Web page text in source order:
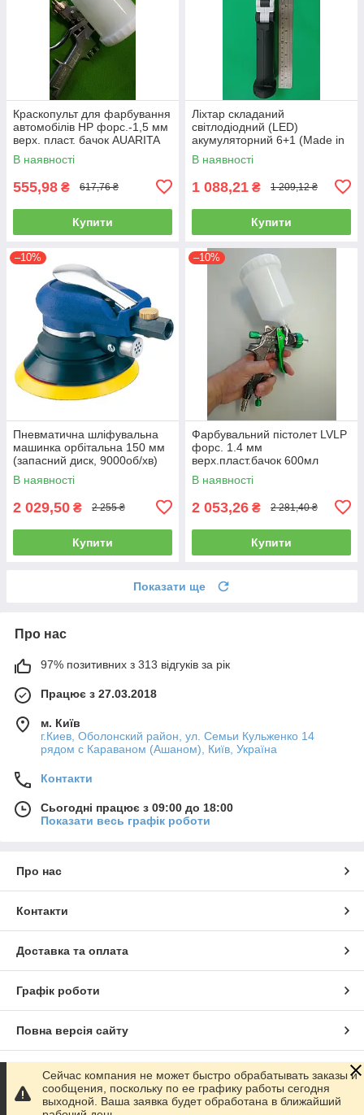
Краскопульт для фарбування
автомобілів HP форс.-1,5 мм
верх. пласт. бачок AUARITA
S-990P-1.8
В наявності
555,98 ₴ 617,76 ₴
Купити
Ліхтар складаний
світлодіодний (LED)
акумуляторний 6+1 (Made in
GERMANY) WL-0601
(ліхтарик, ручний)
В наявності
1 088,21 ₴ 1 209,12 ₴
Купити
–10%
Пневматична шліфувальна
машинка орбітальна 150 мм
(запасний диск, 9000об/хв)
AIRKRAFT AT-980-6V
В наявності
2 029,50 ₴ 2 255 ₴
Купити
–10%
Фарбувальний пістолет LVLP
форс. 1.4 мм
верх.пласт.бачок 600мл
AUARITA L-897-1.4
В наявності
2 053,26 ₴ 2 281,40 ₴
Купити
Показати ще
Про нас
97% позитивних з 313 відгуків за рік
Працює з 27.03.2018
м. Київ
г.Киев, Оболонский район, ул. Семьи Кульженко 14
рядом с Караваном (Ашаном), Київ, Україна
Контакти
Сьогодні працює з 09:00 до 18:00
Показати весь графік роботи
Про нас
Контакти
Доставка та оплата
Графік роботи
Повна версія сайту
Сайт створено на маркетплейсі Prom.ua
Політика конфіденційності
Сейчас компания не может быстро обрабатывать заказы и
сообщения, поскольку по ее графику работы сегодня
выходной. Ваша заявка будет обработана в ближайший